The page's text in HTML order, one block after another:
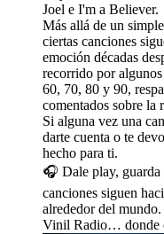
Joel e I'm a Believer.
Más allá de un
ciertas canciones
emoción décadas
recorrido por
60, 70, 80 y 90,
comentados sobre la
Si alguna vez una
darte cuenta o te
hecho para ti.
🎧 Dale play, guarda
canciones siguen
alrededor del mundo.
Vinil Radio… donde